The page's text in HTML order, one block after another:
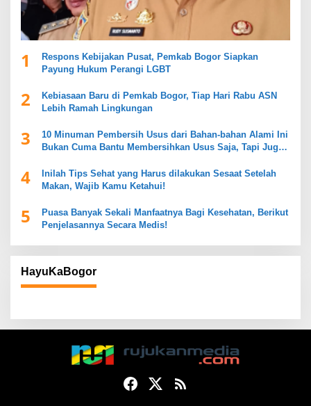
1
Respons Kebijakan Pusat, Pemkab Bogor Siapkan
Payung Hukum Perangi LGBT
2
Kebiasaan Baru di Pemkab Bogor, Tiap Hari Rabu ASN
Lebih Ramah Lingkungan
3
10 Minuman Pembersih Usus dari Bahan-bahan Alami Ini
Bukan Cuma Bantu Membersihkan Usus Saja, Tapi Juga
4
Inilah Tips Sehat yang Harus dilakukan Sesaat Setelah
Makan, Wajib Kamu Ketahui!
5
Puasa Banyak Sekali Manfaatnya Bagi Kesehatan, Berikut
Penjelasannya Secara Medis!
HayuKaBogor